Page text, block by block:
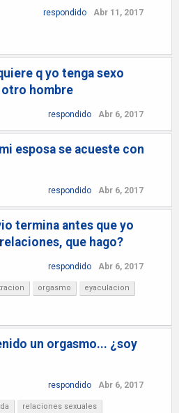
respondido Abr 11, 2017
q yo tenga sexo
hombre
respondido Abr 6, 2017
esposa se acueste con
respondido Abr 6, 2017
termina antes que yo
que hago?
respondido Abr 6, 2017
orgasmo
eyaculacion
un orgasmo... ¿soy
respondido Abr 6, 2017
relaciones sexuales